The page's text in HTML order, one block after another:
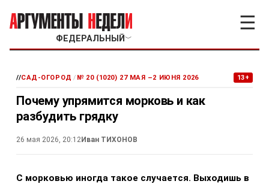
ФЕДЕРАЛЬНЫЙ ﹀
☰
//САД-ОГОРОД / № 20 (1020) 27 МАЯ –2 ИЮНЯ 2026 13+
Почему упрямится морковь и как
разбудить грядку
26 мая 2026, 20:12Иван ТИХОНОВ
С морковью иногда такое случается. Выходишь в